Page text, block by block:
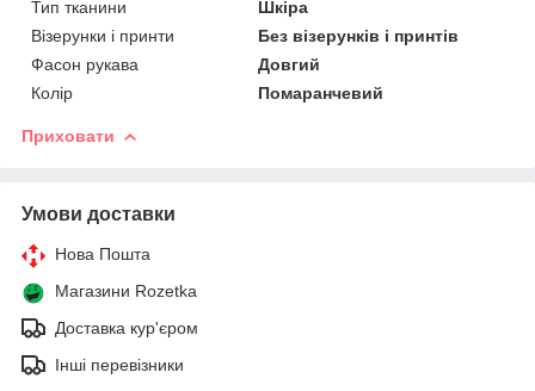
Тип тканини
Шкіра
Візерунки і принти
Без візерунків і принтів
Фасон рукава
Довгий
Колір
Помаранчевий
Приховати
Умови доставки
Нова Пошта
Магазини Rozetka
Доставка кур'єром
Інші перевізники